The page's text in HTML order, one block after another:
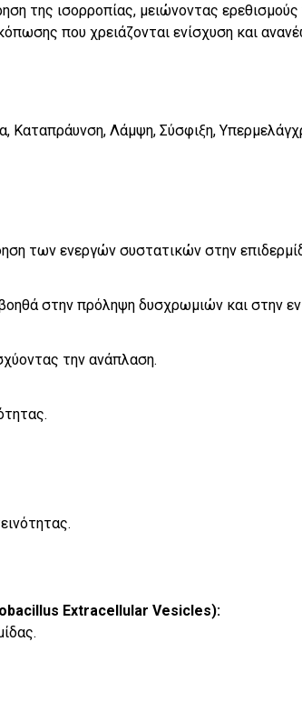
της ισορροπίας, μειώνοντας
που χρειάζονται ενίσχυση και
Καταπράυνση, Λάμψη, Σύσφιξη,
των ενεργών συστατικών στην
στην πρόληψη δυσχρωμιών και στην
την ανάπλαση.
Extracellular Vesicles):